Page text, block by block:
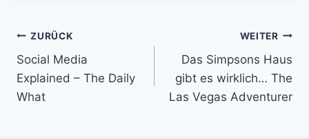
Beitragsnavigation
ZURÜCK
Social Media
Explained – The Daily
What
WEITER
Das Simpsons Haus
gibt es wirklich… The
Las Vegas Adventurer